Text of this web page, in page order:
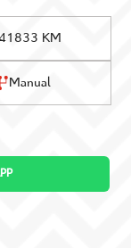
KM
Manual